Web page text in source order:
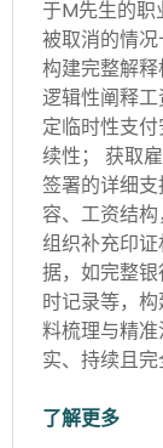
于M先生的职
被取消的情况
构建完整解释
逻辑性阐释
定临时性支
续性； 获取
签署的详细
容、工资结
组织补充印
据，如完整
时记录等，
料梳理与精
实、持续且
了解更多